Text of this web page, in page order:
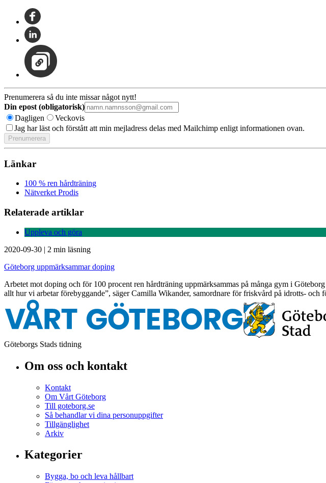
Prenumerera så du inte missar något nytt!
Din epost (obligatorisk)
Dagligen
Veckovis
Jag har läst och förstått att min mejladress delas med Mailchimp enligt informationen ovan.
Länkar
100 % ren hårdträning
Nätverket Prodis
Relaterade artiklar
Uppleva och göra
2020-09-30 | 2 min läsning
Göteborg uppmärksammar doping
Arbetet mot doping och för 100 procent ren hårdträning uppmärksammas på många gym i
allt hur vi arbetar förebyggande”, säger Camilla Wikander, samordnare för friskvård på idrotts- och
Göteborgs Stads tidning
Om oss och kontakt
Kontakt
Om Vårt Göteborg
Till goteborg.se
Så behandlar vi dina personuppgifter
Tillgänglighet
Arkiv
Kategorier
Bygga, bo och leva hållbart